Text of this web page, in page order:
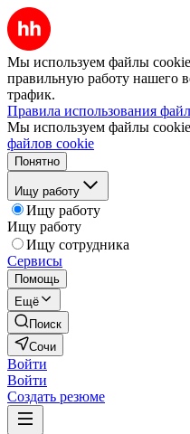
Мы используем файлы
правильную работу нашего
трафик.
Правила использования
Мы используем файлы
файлов cookie
Понятно
Ищу работу
Ищу работу
Ищу работу
Ищу сотрудника
Сервисы
Помощь
Ещё
Поиск
Сочи
Войти
Войти
Создать резюме